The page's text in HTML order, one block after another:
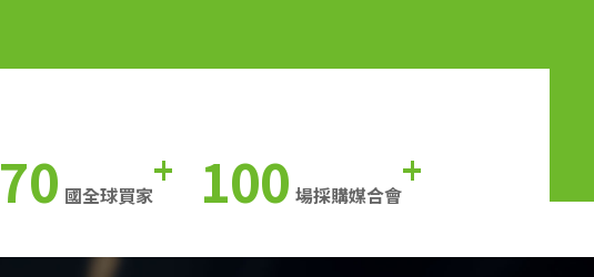
70 國全球買家+ 100 場採購媒合會+